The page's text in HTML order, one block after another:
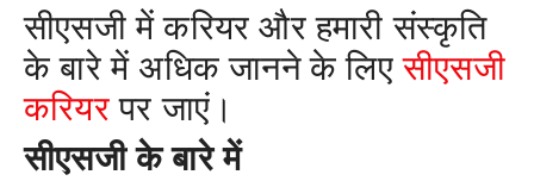
सीएसजी में करियर और हमारी संस्कृति
के बारे में अधिक जानने के लिएसीएसजी
करियरपर जाएं।
सीएसजी के बारे में